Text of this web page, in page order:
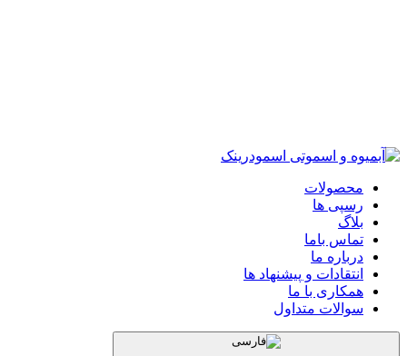
محصولات
رسپی ها
بلاگ
تماس باما
درباره ما
انتقادات و پیشنهاد ها
همکاری با ما
سوالات متداول